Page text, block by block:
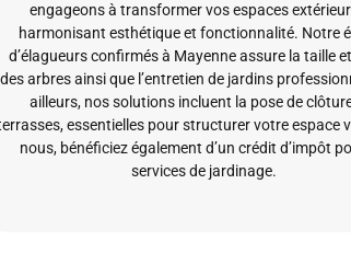
engageons à transformer vos espaces
harmonisant esthétique et fonctionnalité. Notre
d’élagueurs confirmés à Mayenne assure la taille
des arbres ainsi que l’entretien de jardins
ailleurs, nos solutions incluent la pose de
essentielles pour structurer votre espace
nous, bénéficiez également d’un crédit d’impôt
services de jardinage.